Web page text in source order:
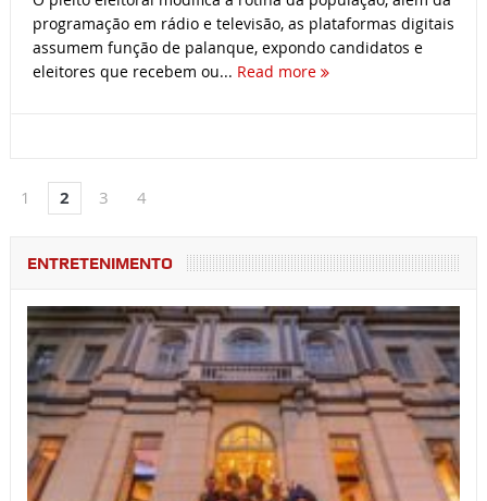
programação em rádio e televisão, as plataformas digitais
assumem função de palanque, expondo candidatos e
eleitores que recebem ou... Read more
1 2 3 4
ENTRETENIMENTO